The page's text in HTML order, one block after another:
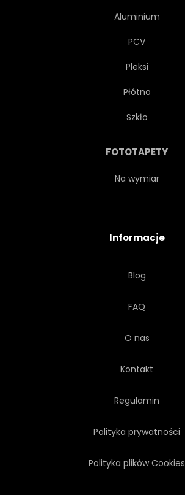
Aluminium
PCV
Pleksi
Płótno
Szkło
FOTOTAPETY
Na wymiar
Informacje
Blog
FAQ
O nas
Kontakt
Regulamin
Polityka prywatności
Polityka plików Cookies